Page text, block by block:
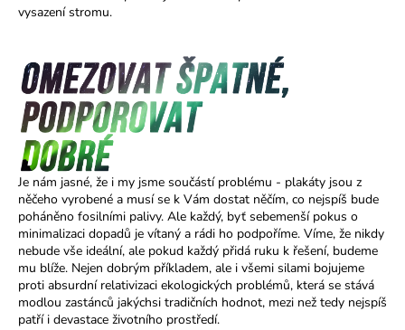
vysazení stromu.
Je nám jasné, že i my jsme součástí problému - plakáty jsou z
něčeho vyrobené a musí se k Vám dostat něčím, co nejspíš bude
poháněno fosilními palivy. Ale každý, byť sebemenší pokus o
minimalizaci dopadů je vítaný a rádi ho podpoříme. Víme, že nikdy
nebude vše ideální, ale pokud každý přidá ruku k řešení, budeme
mu blíže. Nejen dobrým příkladem, ale i všemi silami bojujeme
proti absurdní relativizaci ekologických problémů, která se stává
modlou zastánců jakýchsi tradičních hodnot, mezi než tedy nejspíš
patří i devastace životního prostředí.
o
r
u
č
u
e
m
e